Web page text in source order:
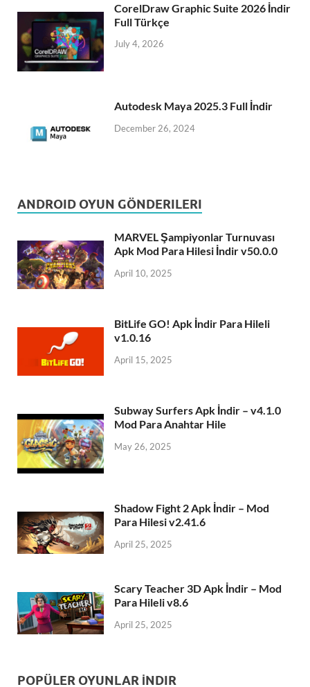
CorelDraw Graphic Suite 2026 İndir
Full Türkçe
July 4, 2026
Autodesk Maya 2025.3 Full İndir
December 26, 2024
ANDROID OYUN GÖNDERILERI
MARVEL Şampiyonlar Turnuvası
Apk Mod Para Hilesi İndir v50.0.0
April 10, 2025
BitLife GO! Apk İndir Para Hileli
v1.0.16
April 15, 2025
Subway Surfers Apk İndir – v4.1.0
Mod Para Anahtar Hile
May 26, 2025
Shadow Fight 2 Apk İndir – Mod
Para Hilesi v2.41.6
April 25, 2025
Scary Teacher 3D Apk İndir – Mod
Para Hileli v8.6
April 25, 2025
POPÜLER OYUNLAR İNDIR